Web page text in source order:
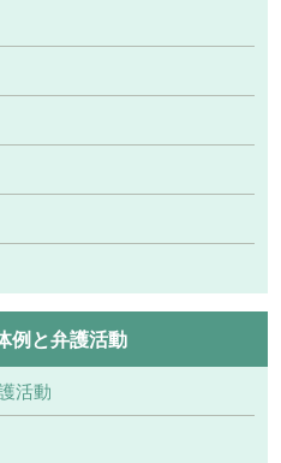
例と弁護活動
活動